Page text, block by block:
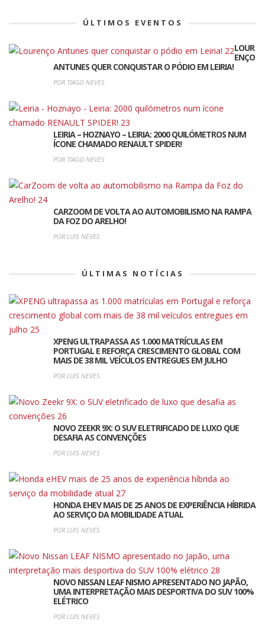
ÚLTIMOS EVENTOS
LOUR
ENÇO
ANTUNES QUER CONQUISTAR O PÓDIO EM LEIRIA!
POR TIAGO NEVES
LEIRIA – HOZNAYO – LEIRIA: 2000 QUILÓMETROS NUM
ÍCONE CHAMADO RENAULT SPIDER!
POR TIAGO NEVES
CARZOOM DE VOLTA AO AUTOMOBILISMO NA RAMPA
DA FOZ DO ARELHO!
POR LUIS NEVES
ÚLTIMAS NOTÍCIAS
XPENG ULTRAPASSA AS 1.000 MATRÍCULAS EM
PORTUGAL E REFORÇA CRESCIMENTO GLOBAL COM
MAIS DE 38 MIL VEÍCULOS ENTREGUES EM JULHO
POR LUIS NEVES
NOVO ZEEKR 9X: O SUV ELETRIFICADO DE LUXO QUE
DESAFIA AS CONVENÇÕES
POR LUIS NEVES
HONDA EHEV MAIS DE 25 ANOS DE EXPERIÊNCIA HÍBRIDA
AO SERVIÇO DA MOBILIDADE ATUAL
POR LUIS NEVES
NOVO NISSAN LEAF NISMO APRESENTADO NO JAPÃO,
UMA INTERPRETAÇÃO MAIS DESPORTIVA DO SUV 100%
ELÉTRICO
POR LUIS NEVES